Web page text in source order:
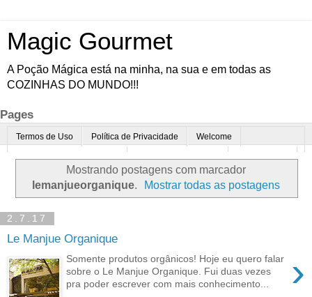
Magic Gourmet
A Poção Mágica está na minha, na sua e em todas as
COZINHAS DO MUNDO!!!
Pages
Termos de Uso Política de Privacidade Welcome
Minha Cozinha Dicas da vovó Mais
Parcerias Contato
Mostrando postagens com marcador
lemanjueorganique. Mostrar todas as postagens
2.7.17
Le Manjue Organique
›
Somente produtos orgânicos! Hoje eu quero falar
sobre o Le Manjue Organique. Fui duas vezes
pra poder escrever com mais conhecimento...